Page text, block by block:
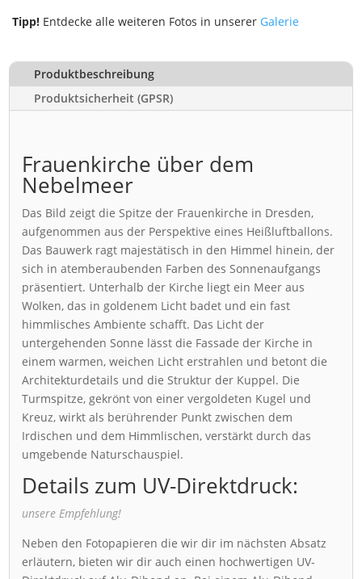
Tipp! Entdecke alle weiteren Fotos in unserer Galerie
Produktbeschreibung
Produktsicherheit (GPSR)
Frauenkirche über dem
Nebelmeer
Das Bild zeigt die Spitze der Frauenkirche in Dresden,
aufgenommen aus der Perspektive eines Heißluftballons.
Das Bauwerk ragt majestätisch in den Himmel hinein, der
sich in atemberaubenden Farben des Sonnenaufgangs
präsentiert. Unterhalb der Kirche liegt ein Meer aus
Wolken, das in goldenem Licht badet und ein fast
himmlisches Ambiente schafft. Das Licht der
untergehenden Sonne lässt die Fassade der Kirche in
einem warmen, weichen Licht erstrahlen und betont die
Architekturdetails und die Struktur der Kuppel. Die
Turmspitze, gekrönt von einer vergoldeten Kugel und
Kreuz, wirkt als berührender Punkt zwischen dem
Irdischen und dem Himmlischen, verstärkt durch das
umgebende Naturschauspiel.
Details zum UV-Direktdruck:
unsere Empfehlung!
Neben den Fotopapieren die wir dir im nächsten Absatz
erläutern, bieten wir dir auch einen hochwertigen UV-